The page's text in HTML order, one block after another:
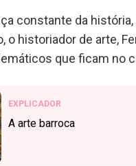
constante da
o historiador de arte,
que ficam no
EXPLICADOR
A arte barroca